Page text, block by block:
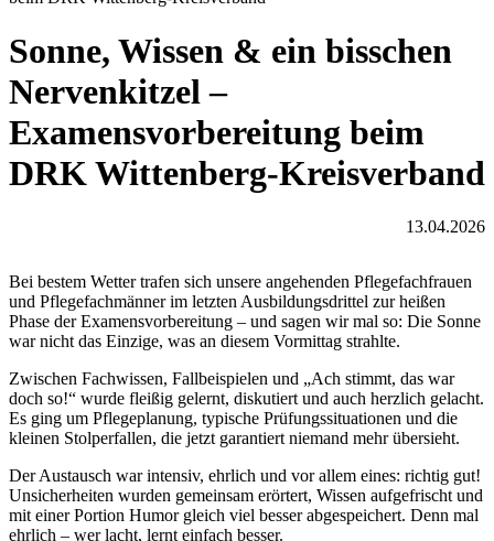
Sonne, Wissen & ein bisschen
Nervenkitzel –
Examensvorbereitung beim
DRK Wittenberg-Kreisverband
13.04.2026
Bei bestem Wetter trafen sich unsere angehenden Pflegefachfrauen
und Pflegefachmänner im letzten Ausbildungsdrittel zur heißen
Phase der Examensvorbereitung – und sagen wir mal so: Die Sonne
war nicht das Einzige, was an diesem Vormittag strahlte.
Zwischen Fachwissen, Fallbeispielen und „Ach stimmt, das war
doch so!“ wurde fleißig gelernt, diskutiert und auch herzlich gelacht.
Es ging um Pflegeplanung, typische Prüfungssituationen und die
kleinen Stolperfallen, die jetzt garantiert niemand mehr übersieht.
Der Austausch war intensiv, ehrlich und vor allem eines: richtig gut!
Unsicherheiten wurden gemeinsam erörtert, Wissen aufgefrischt und
mit einer Portion Humor gleich viel besser abgespeichert. Denn mal
ehrlich – wer lacht, lernt einfach besser.